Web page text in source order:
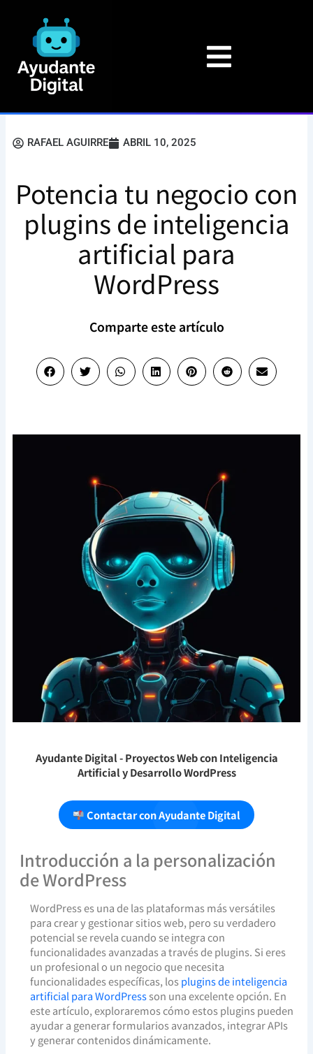
contenido
RAFAEL AGUIRRE ABRIL 10, 2025
Potencia tu negocio con
plugins de inteligencia
artificial para
WordPress
Comparte este artículo
Ayudante Digital- Proyectos Web con Inteligencia
Artificial y Desarrollo WordPress
Contactar con Ayudante Digital
Introducción a la personalización
de WordPress
WordPress es una de las plataformas más versátiles
para crear y gestionar sitios web, pero su verdadero
potencial se revela cuando se integra con
funcionalidades avanzadas a través de plugins. Si eres
un profesional o un negocio que necesita
funcionalidades específicas, losplugins de inteligencia
artificial para WordPressson una excelente opción. En
este artículo, exploraremos cómo estos plugins pueden
ayudar a generar formularios avanzados, integrar APIs
y generar contenidos dinámicamente.